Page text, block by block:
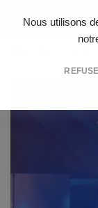
Nous utilisons
Skip to content